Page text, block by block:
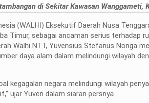
di Sekitar Kawasan Wanggameti,
(WALHI) Eksekutif Daerah Nusa
Timur, sebagai ancaman serius terhadap
Walhi NTT, Yuvensius Stefanus Nonga
daya alam dalam melindungi wilayah
kegagalan negara melindungi wilayah
ujar Yuven dalam siaran persnya.